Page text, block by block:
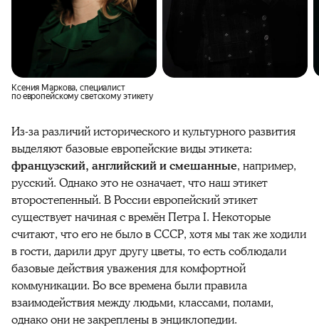
Ксения Маркова, специалист
по европейскому светскому этикету
Из-за различий исторического и культурного развития
выделяют базовые европейские виды этикета:
французский, английский и смешанные, например,
русский. Однако это не означает, что наш этикет
второстепенный. В России европейский этикет
существует начиная с времён Петра I. Некоторые
считают, что его не было в СССР, хотя мы так же ходили
в гости, дарили друг другу цветы, то есть соблюдали
базовые действия уважения для комфортной
коммуникации. Во все времена были правила
взаимодействия между людьми, классами, полами,
однако они не закреплены в энциклопедии.